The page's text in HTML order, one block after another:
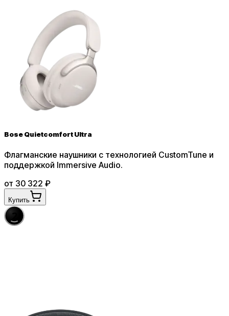
Bose Quietcomfort Ultra
Флагманские наушники с технологией CustomTune и
поддержкой Immersive Audio.
от 30 322 ₽
Купить
2